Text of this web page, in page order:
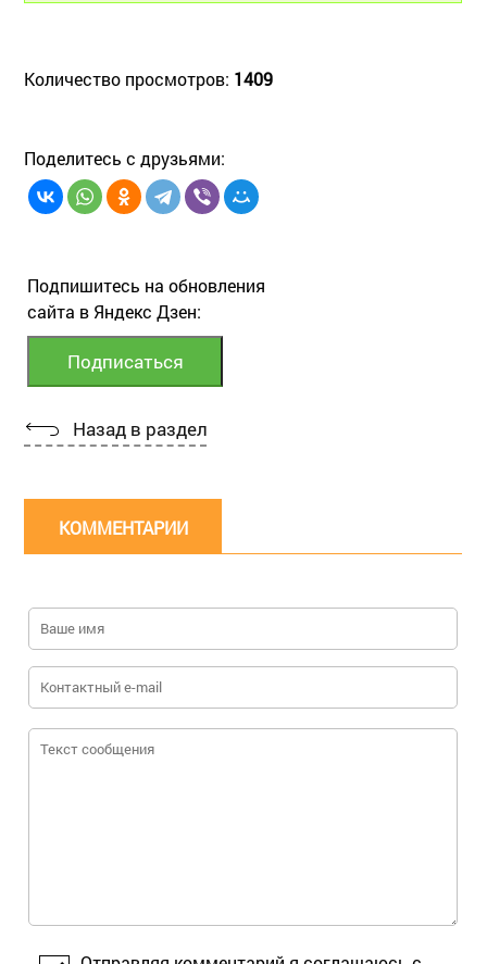
Количество просмотров: 1409
Поделитесь с друзьями:
Подпишитесь на обновления
сайта в Яндекс Дзен:
Назад в раздел
КОММЕНТАРИИ